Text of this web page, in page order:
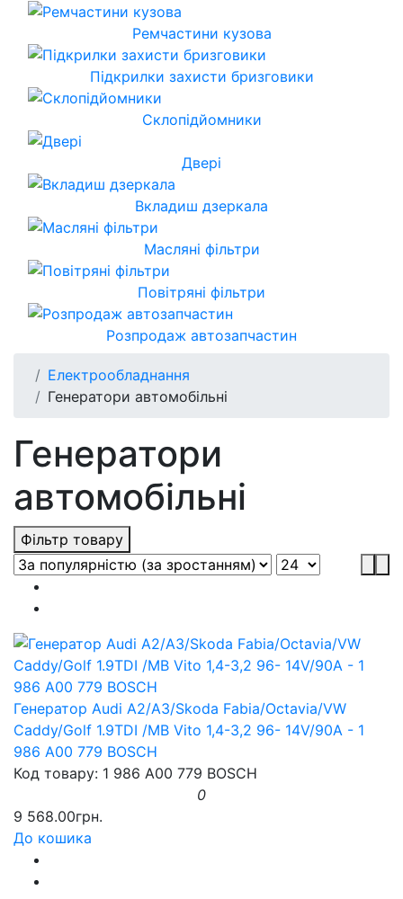
Ремчастини кузова
Підкрилки захисти бризговики
Склопідйомники
Двері
Вкладиш дзеркала
Масляні фільтри
Повітряні фільтри
Розпродаж автозапчастин
Електрообладнання
Генератори автомобільні
Генератори
автомобільні
Фільтр товару
Генератор Audi A2/A3/Skoda Fabia/Octavia/VW
Caddy/Golf 1.9TDI /MB Vito 1,4-3,2 96- 14V/90A - 1
986 A00 779 BOSCH
Код товару: 1 986 A00 779 BOSCH
0
9 568.00грн.
До кошика